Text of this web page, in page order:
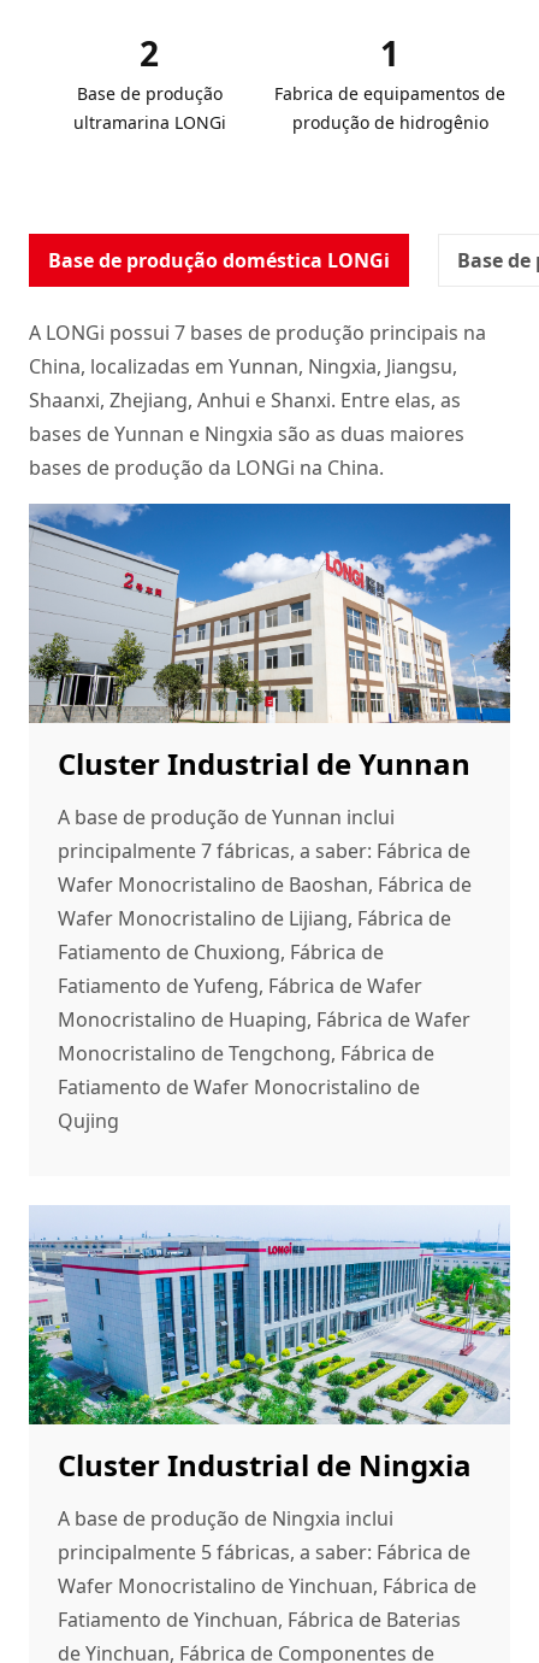
2
Base de produção
ultramarina LONGi
1
Fabrica de equipamentos de
produção de hidrogênio
Base de produção doméstica LONGi Base
A LONGi possui 7 bases de produção principais na
China, localizadas em Yunnan, Ningxia, Jiangsu,
Shaanxi, Zhejiang, Anhui e Shanxi. Entre elas, as
bases de Yunnan e Ningxia são as duas maiores
bases de produção da LONGi na China.
Cluster Industrial de Yunnan
A base de produção de Yunnan inclui
principalmente 7 fábricas, a saber: Fábrica de
Wafer Monocristalino de Baoshan, Fábrica de
Wafer Monocristalino de Lijiang, Fábrica de
Fatiamento de Chuxiong, Fábrica de
Fatiamento de Yufeng, Fábrica de Wafer
Monocristalino de Huaping, Fábrica de Wafer
Monocristalino de Tengchong, Fábrica de
Fatiamento de Wafer Monocristalino de
Qujing
Cluster Industrial de Ningxia
A base de produção de Ningxia inclui
principalmente 5 fábricas, a saber: Fábrica de
Wafer Monocristalino de Yinchuan, Fábrica de
Fatiamento de Yinchuan, Fábrica de Baterias
de Yinchuan, Fábrica de Componentes de